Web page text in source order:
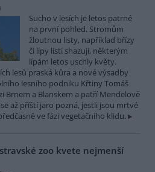
)
Sucho v lesích je letos patrné
na první pohled. Stromům
žloutnou listy, například břízy
či lípy listí shazují, některým
lípám letos uschly květy.
lesů praská kůra a nové výsadby
lesního podniku Křtiny Tomáš
Brnem a Blanskem a patří Mendelově
až příští jaro pozná, jestli jsou mrtvé
ve fázi vegetačního klidu.
zoo kvete nejmenší